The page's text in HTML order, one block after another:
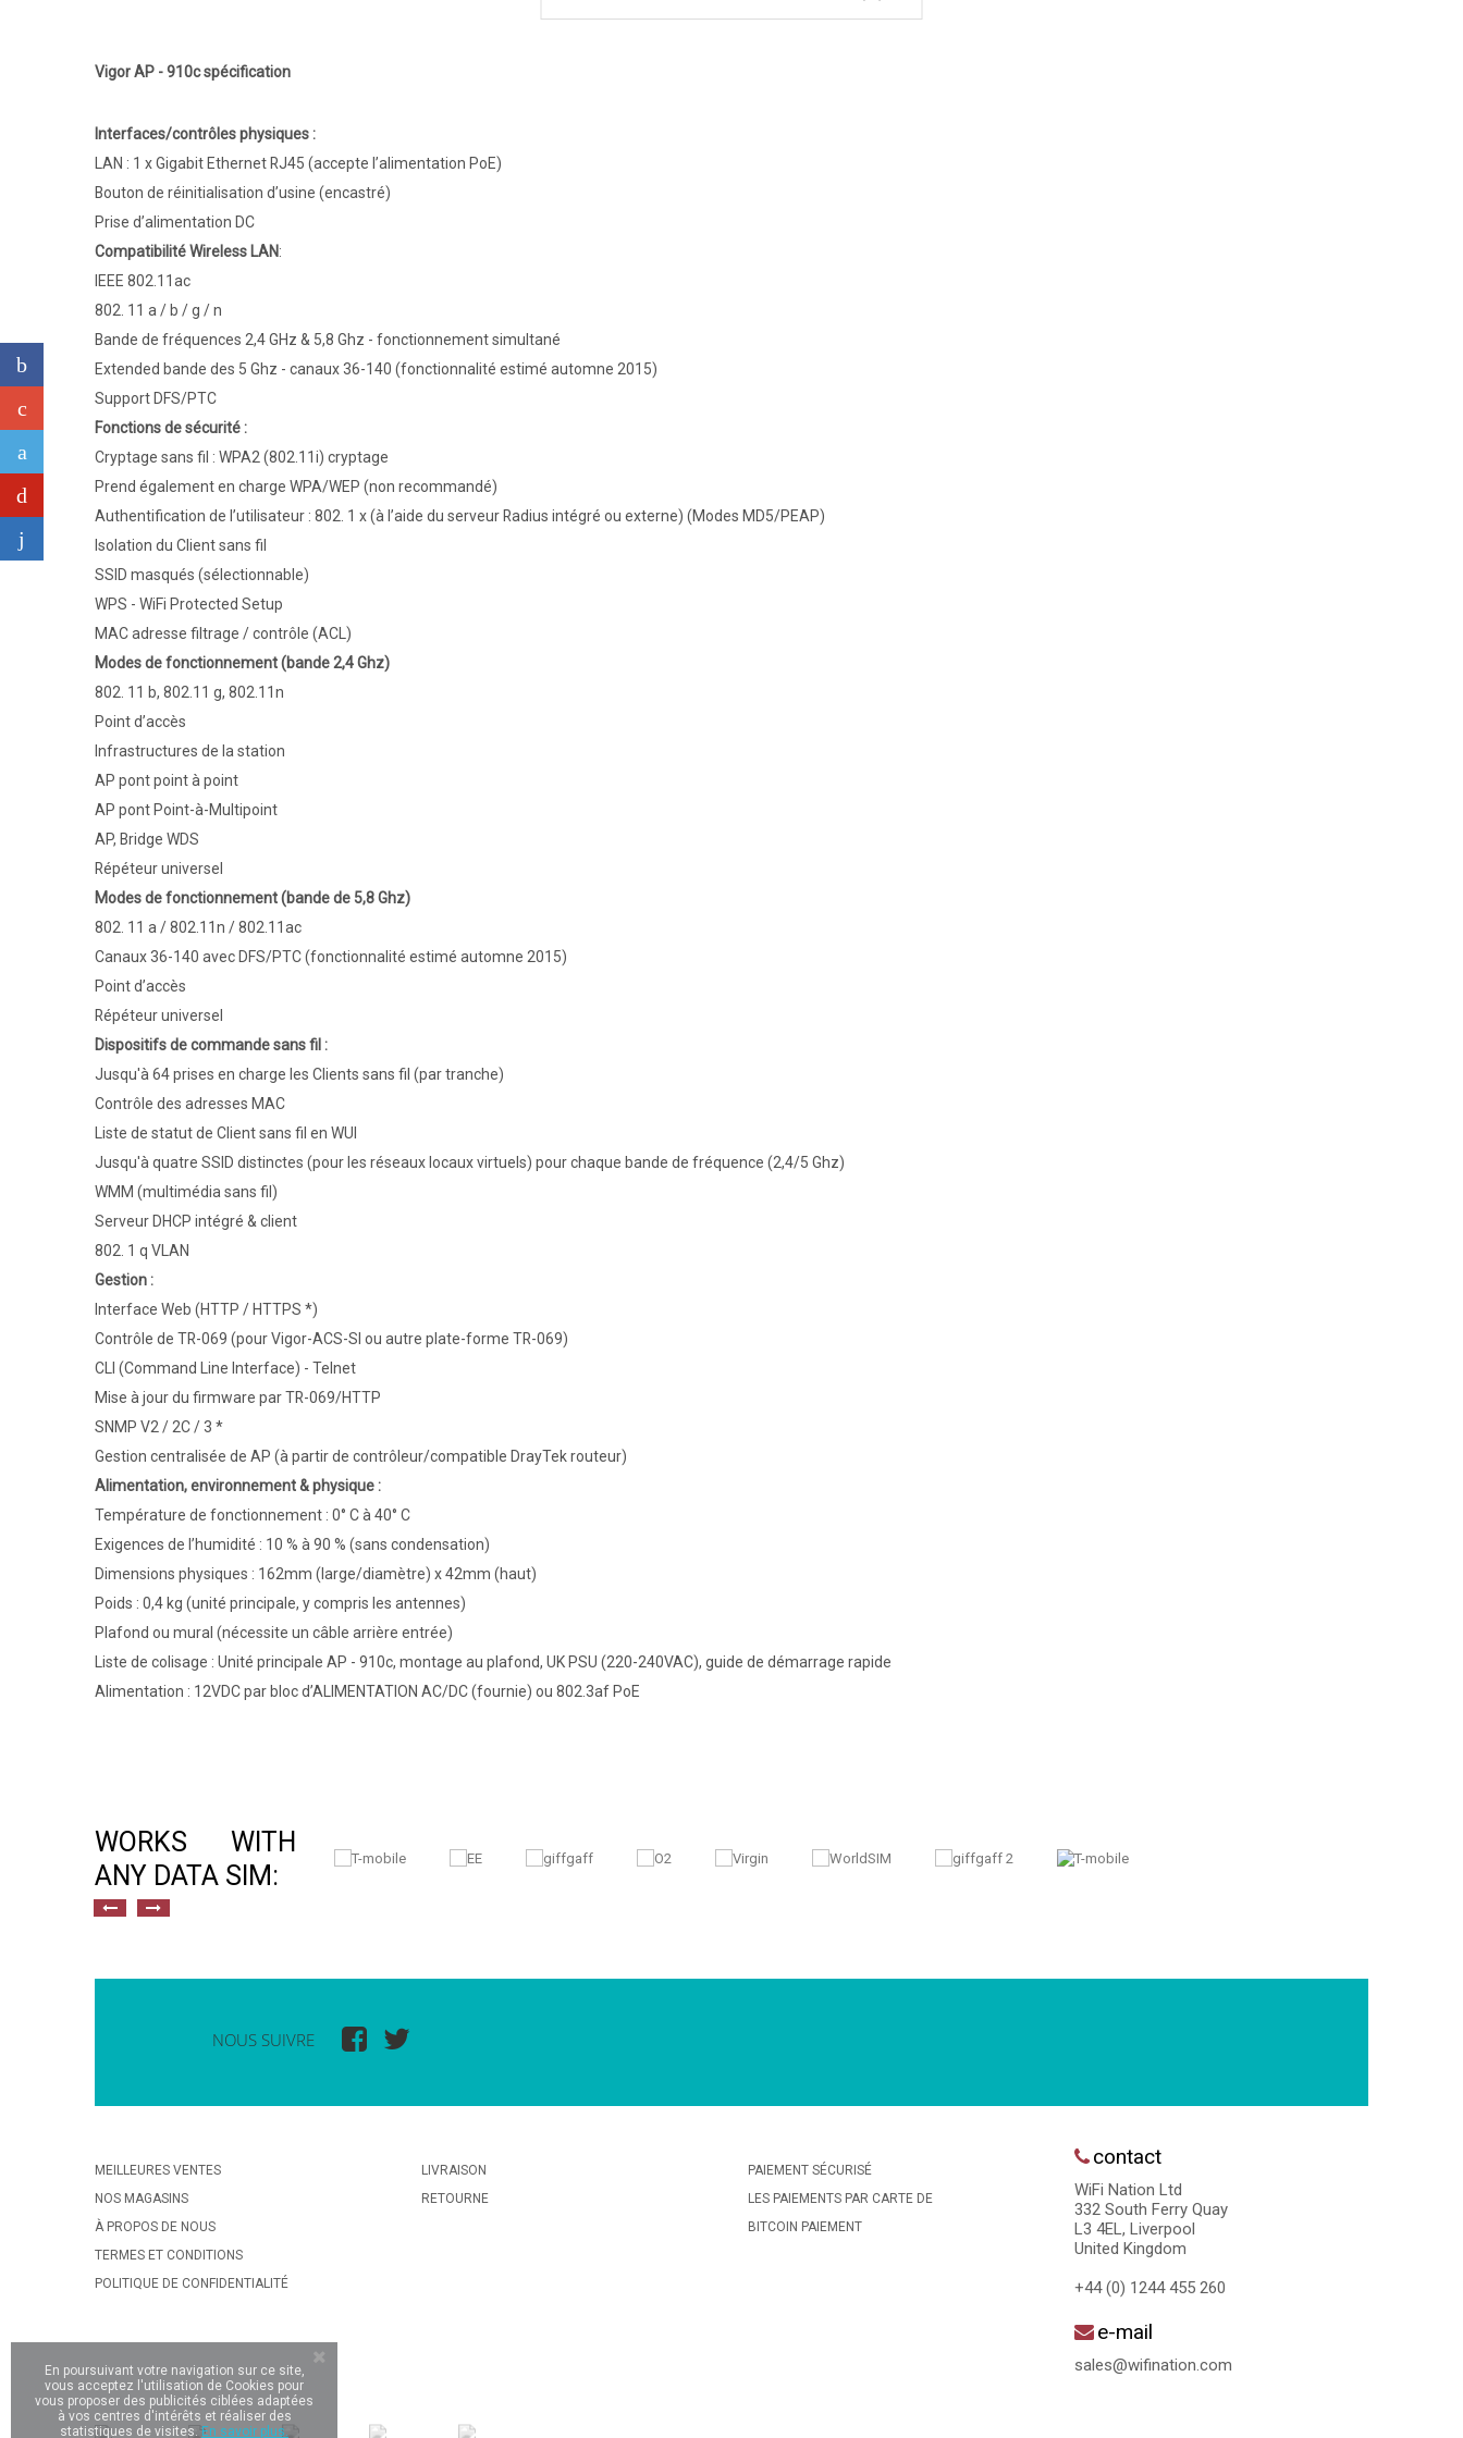
Vigor AP - 910c spécification
Interfaces/contrôles physiques :
LAN : 1 x Gigabit Ethernet RJ45 (accepte l’alimentation PoE)
Bouton de réinitialisation d’usine (encastré)
Prise d’alimentation DC
Compatibilité Wireless LAN:
IEEE 802.11ac
802. 11 a / b / g / n
Bande de fréquences 2,4 GHz & 5,8 Ghz - fonctionnement simultané
Extended bande des 5 Ghz - canaux 36-140 (fonctionnalité estimé automne 2015)
Support DFS/PTC
Fonctions de sécurité :
Cryptage sans fil : WPA2 (802.11i) cryptage
Prend également en charge WPA/WEP (non recommandé)
Authentification de l’utilisateur : 802. 1 x (à l’aide du serveur Radius intégré ou externe) (Modes MD5/PEAP)
Isolation du Client sans fil
SSID masqués (sélectionnable)
WPS - WiFi Protected Setup
MAC adresse filtrage / contrôle (ACL)
Modes de fonctionnement (bande 2,4 Ghz)
802. 11 b, 802.11 g, 802.11n
Point d’accès
Infrastructures de la station
AP pont point à point
AP pont Point-à-Multipoint
AP, Bridge WDS
Répéteur universel
Modes de fonctionnement (bande de 5,8 Ghz)
802. 11 a / 802.11n / 802.11ac
Canaux 36-140 avec DFS/PTC (fonctionnalité estimé automne 2015)
Point d’accès
Répéteur universel
Dispositifs de commande sans fil :
Jusqu'à 64 prises en charge les Clients sans fil (par tranche)
Contrôle des adresses MAC
Liste de statut de Client sans fil en WUI
Jusqu'à quatre SSID distinctes (pour les réseaux locaux virtuels) pour chaque bande de fréquence (2,4/5 Ghz)
WMM (multimédia sans fil)
Serveur DHCP intégré & client
802. 1 q VLAN
Gestion :
Interface Web (HTTP / HTTPS *)
Contrôle de TR-069 (pour Vigor-ACS-SI ou autre plate-forme TR-069)
CLI (Command Line Interface) - Telnet
Mise à jour du firmware par TR-069/HTTP
SNMP V2 / 2C / 3 *
Gestion centralisée de AP (à partir de contrôleur/compatible DrayTek routeur)
Alimentation, environnement & physique :
Température de fonctionnement : 0° C à 40° C
Exigences de l’humidité : 10 % à 90 % (sans condensation)
Dimensions physiques : 162mm (large/diamètre) x 42mm (haut)
Poids : 0,4 kg (unité principale, y compris les antennes)
Plafond ou mural (nécessite un câble arrière entrée)
Liste de colisage : Unité principale AP - 910c, montage au plafond, UK PSU (220-240VAC), guide de démarrage rapide
Alimentation : 12VDC par bloc d’ALIMENTATION AC/DC (fournie) ou 802.3af PoE
WORKS WITH
ANY DATA SIM:
NOUS SUIVRE
MEILLEURES VENTES
NOS MAGASINS
À PROPOS DE NOUS
TERMES ET CONDITIONS
POLITIQUE DE CONFIDENTIALITÉ
LIVRAISON
RETOURNE
PAIEMENT SÉCURISÉ
LES PAIEMENTS PAR CARTE DE
BITCOIN PAIEMENT
contact
WiFi Nation Ltd
332 South Ferry Quay
L3 4EL, Liverpool
United Kingdom
+44 (0) 1244 455 260
e-mail
sales@wifination.com
En poursuivant votre navigation sur ce site,
vous acceptez l'utilisation de Cookies pour
vous proposer des publicités ciblées adaptées
à vos centres d'intérêts et réaliser des
statistiques de visites. En savoir plus.